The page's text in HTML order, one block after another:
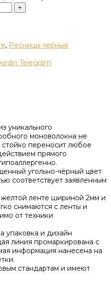
, Ресницы черные
Telegram
уникального
моноволокна не
переносит любое
прямого
угольно-чёрный цвет
соответствует заявленным
ленте шириной 2мм и
снимаются с ленты и
от техники
упаковка и дизайн
линия промаркирована с
информация нанесена на
стандартам и имеют